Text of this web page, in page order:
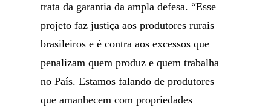
trata da garantia da ampla defesa. “Esse
projeto faz justiça aos produtores rurais
brasileiros e é contra aos excessos que
penalizam quem produz e quem trabalha
no País. Estamos falando de produtores
que amanhecem com propriedades